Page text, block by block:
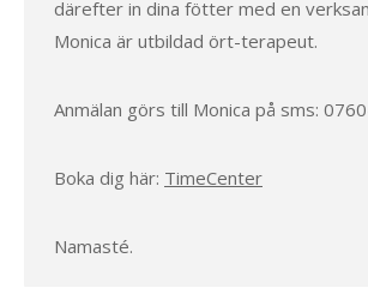
därefter in dina fötter med en
Monica är utbildad ört-terapeut.
Anmälan görs till Monica på sms:
Boka dig här: TimeCenter
Namasté.